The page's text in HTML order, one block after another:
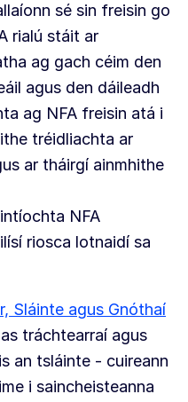
sé sin freisin go
rialú stáit ar
ag gach céim den
agus den dáileadh
ag NFA freisin atá i
tréidliachta ar
ar tháirgí ainmhithe
NFA
riosca lotnaidí sa
Sláinte agus Gnóthaí
tráchtearraí agus
an tsláinte - cuireann
i saincheisteanna